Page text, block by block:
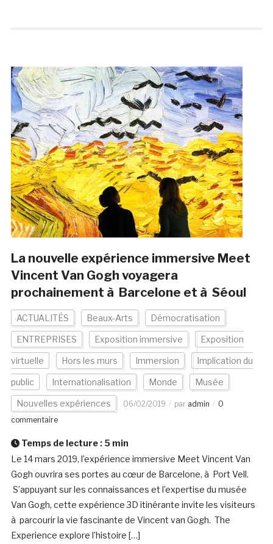
La nouvelle expérience immersive Meet
Vincent Van Gogh voyagera
prochainement à Barcelone et à Séoul
ACTUALITÉS Beaux-Arts Démocratisation
ENTREPRISES Exposition immersive Exposition
virtuelle Hors les murs Immersion Implication du
public Internationalisation Monde Musée
Nouvelles expériences 06/02/2019 par admin
0
commentaire
Temps de lecture : 5 min
Le 14 mars 2019, l’expérience immersive Meet Vincent Van
Gogh ouvrira ses portes au cœur de Barcelone, à Port Vell.
S’appuyant sur les connaissances et l’expertise du musée
Van Gogh, cette expérience 3D itinérante invite les visiteurs
à parcourir la vie fascinante de Vincent van Gogh. The
Experience explore l’histoire […]